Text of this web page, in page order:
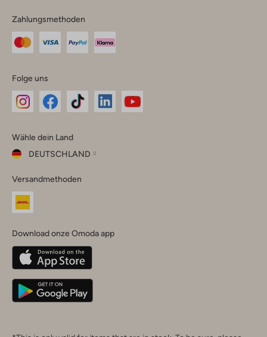
Zahlungsmethoden
Folge uns
Instagram
Facebook
TikTok
Wähle dein Land
DEUTSCHLAND
dein
Land
Belgique(Français)
Deutschland
Versandmethoden
Download onze Omoda app